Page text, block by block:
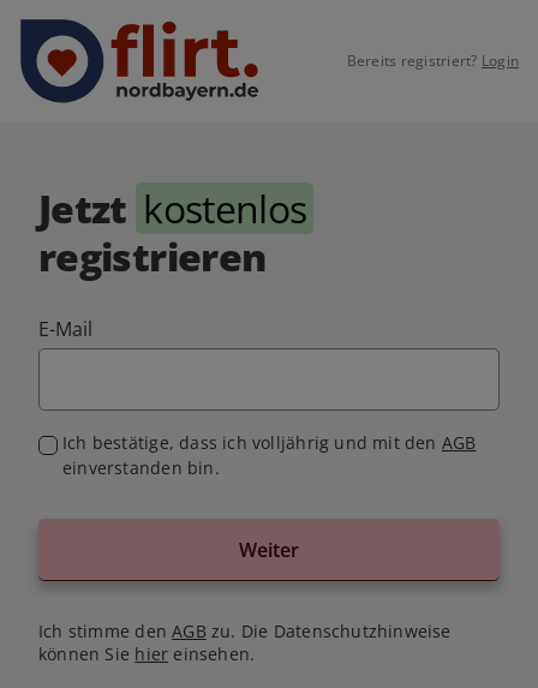
Bereits registriert? Login
Jetzt kostenlos
registrieren
E-Mail
Ich bestätige, dass ich volljährig und mit den AGB
einverstanden bin.
Weiter
Ich stimme denAGB zu. Die Datenschutzhinweise
können Sie hier einsehen.